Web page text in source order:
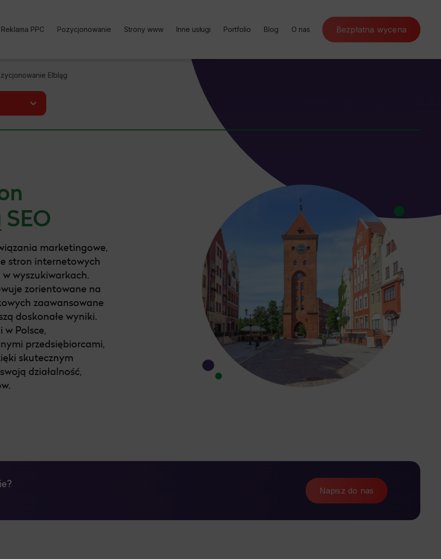
Reklama PPC
Google Ads cennik
Reklama w Facebook Ads
Ads
Pozycjonowanie Strony www Inne usługi
Bezpłatne kursy online
Analityka internetowa
Content Marketing
Optymalizacja konwersji
Social media marketing
Portfolio Blog O nas Bezpłatna wycena
Elbląg
marketingowe,
stron internetowych
wyszukiwarkach.
zorientowane na
zaawansowane
doskonałe wyniki.
Polsce,
przedsiębiorcami,
skutecznym
działalność,
Napisz do nas